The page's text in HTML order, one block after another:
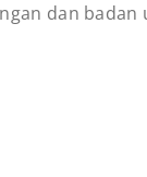
dan